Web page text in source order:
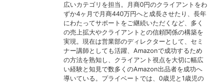
広いカテゴリを担当。月商0円のクライアントをわ
ずか4ヶ月で月商440万円へと成長させたり、長年
にわたってサポートをご継続いただくなど、多く
の売上拡大やクライアントとの信頼関係の構築を
実現。現在は営業部のディレクターとして、セミ
ナー講師としても活躍、Amazonで成功するため
の方法を熟知し、クライアント視点を大切に幅広
い経験と知見で数多くのAmazon出品者を成功へ
導いている。プライベートでは、0歳児と1歳児の